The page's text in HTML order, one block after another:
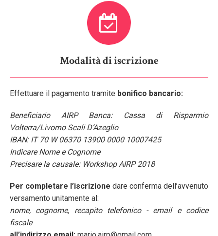
Modalità di iscrizione
Effettuare il pagamento tramite bonifico bancario:
Beneficiario AIRP Banca: Cassa di Risparmio
Volterra/Livorno Scali D’Azeglio
IBAN: IT 70 W 06370 13900 0000 10007425
Indicare Nome e Cognome
Precisare la causale: Workshop AIRP 2018
Per completare l’iscrizione dare conferma dell’avvenuto
versamento unitamente al:
nome, cognome, recapito telefonico - email e codice
fiscale